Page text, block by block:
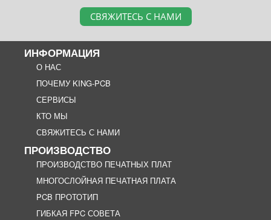
СВЯЖИТЕСЬ С НАМИ
ИНФОРМАЦИЯ
О НАС
ПОЧЕМУ KING-PCB
СЕРВИСЫ
КТО МЫ
СВЯЖИТЕСЬ С НАМИ
ПРОИЗВОДСТВО
ПРОИЗВОДСТВО ПЕЧАТНЫХ ПЛАТ
МНОГОСЛОЙНАЯ ПЕЧАТНАЯ ПЛАТА
PCB ПРОТОТИП
ГИБКАЯ FPC СОВЕТА